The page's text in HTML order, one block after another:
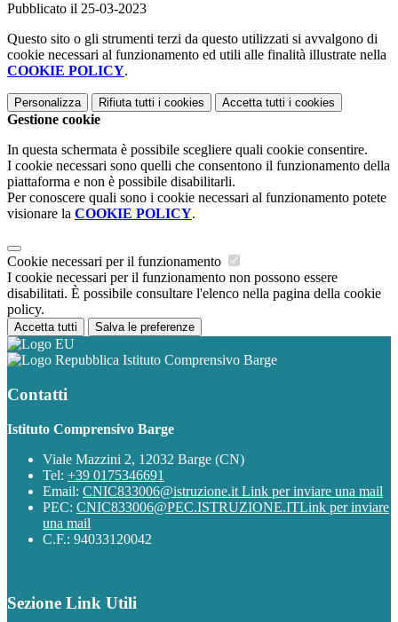
Pubblicato il 25-03-2023
Questo sito o gli strumenti terzi da questo utilizzati si avvalgono di
cookie necessari al funzionamento ed utili alle finalità illustrate nella
COOKIE POLICY.
Personalizza Rifiuta tutti i cookies Accetta tutti i cookies
Gestione cookie
In questa schermata è possibile scegliere quali cookie consentire.
I cookie necessari sono quelli che consentono il funzionamento della
piattaforma e non è possibile disabilitarli.
Per conoscere quali sono i cookie necessari al funzionamento potete
visionare la COOKIE POLICY.
Cookie necessari per il funzionamento
I cookie necessari per il funzionamento non possono essere
disabilitati. È possibile consultare l'elenco nella pagina della cookie
policy.
Accetta tutti Salva le preferenze
Istituto Comprensivo Barge
Contatti
Istituto Comprensivo Barge
Viale Mazzini 2, 12032 Barge (CN)
Tel: +39 0175346691
Email: CNIC833006@istruzione.it Link per inviare una mail
PEC: CNIC833006@PEC.ISTRUZIONE.ITLink per inviare
una mail
C.F.: 94033120042
Sezione Link Utili